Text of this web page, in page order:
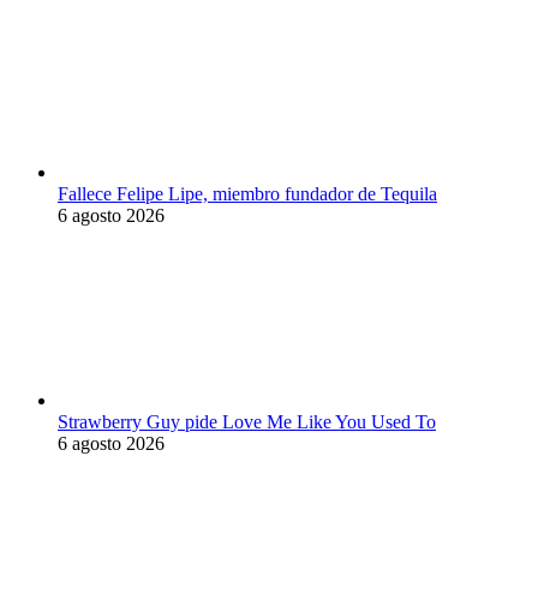
Fallece Felipe Lipe, miembro fundador de Tequila
6 agosto 2026
Strawberry Guy pide Love Me Like You Used To
6 agosto 2026